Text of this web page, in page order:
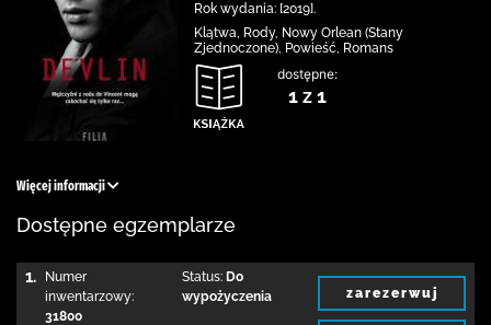
Rok wydania: [2019].
Klątwa, Rody, Nowy Orlean (Stany
Zjednoczone), Powieść, Romans
dostępne:
1 z 1
Więcej informacji
Dostępne egzemplarze
1.
Numer
inwentarzowy:
31800
Status: Do
wypożyczenia
zarezerwuj